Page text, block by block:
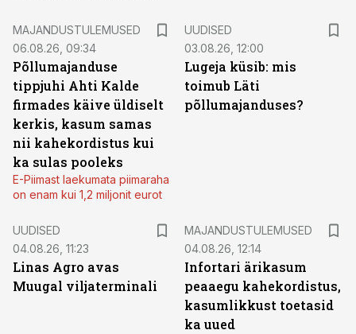
MAJANDUSTULEMUSED
06.08.26, 09:34
Põllumajanduse
tippjuhi Ahti Kalde
firmades käive üldiselt
kerkis, kasum samas
nii kahekordistus kui
ka sulas pooleks
E-Piimast laekumata piimaraha
on enam kui 1,2 miljonit eurot
UUDISED
03.08.26, 12:00
Lugeja küsib: mis
toimub Läti
põllumajanduses?
UUDISED
04.08.26, 11:23
Linas Agro avas
Muugal viljaterminali
MAJANDUSTULEMUSED
04.08.26, 12:14
Infortari ärikasum
peaaegu kahekordistus,
kasumlikkust toetasid
ka uued